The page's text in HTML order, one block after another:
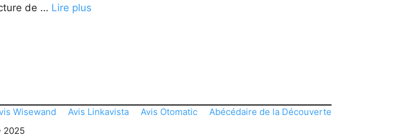
de … Lire plus
Wisewand Avis Linkavista Avis Otomatic
Abécédaire de la Découverte
2025